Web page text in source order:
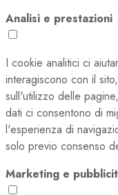
Analisi e prestazioni
I cookie analitici ci
interagiscono con il
sull'utilizzo delle
dati ci consentono di
l'esperienza di
solo previo consenso
Marketing e